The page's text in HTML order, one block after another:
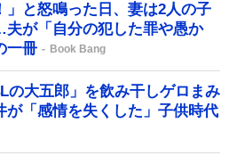
」と怒鳴った日、妻は2人の子
が「自分の犯した罪や愚か
一冊
Book Bang
の大五郎」を飲み干しゲロまみ
「感情を失くした」子供時代